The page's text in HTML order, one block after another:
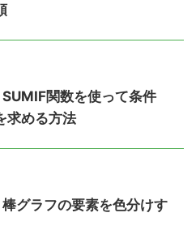
SUMIF関数を使って条件
求める方法
棒グラフの要素を色分けす